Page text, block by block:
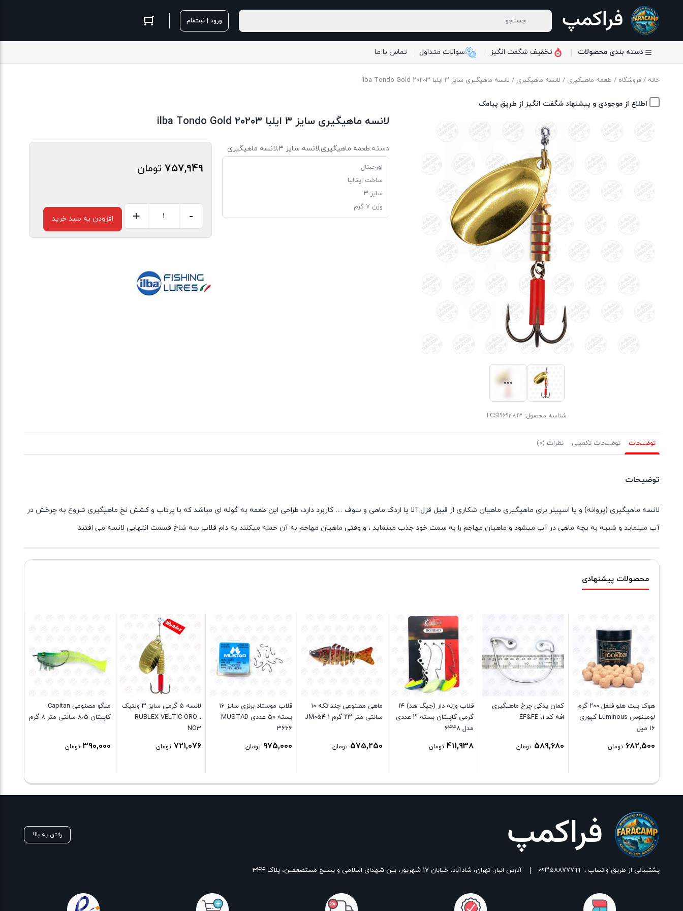
ورود | ثبت‌نام
دسته بندی محصولات تخفیف شگفت انگیز سوالات متداول تماس با ما
خانه /فروشگاه / طعمه ماهیگیری / لانسه ماهیگیری / لانسه ماهیگیری سایز ۳ ایلبا ۲۰۲۰۳ ilba Tondo Gold
اطلاع از موجودی و پیشنهاد شگفت انگیز از طریق پیامک
شناسه محصول: FCSPI694813
لانسه ماهیگیری سایز ۳ ایلبا ۲۰۲۰۳ ilba Tondo Gold
دسته:طعمه ماهیگیری,لانسه سایز ۳ ,لانسه ماهیگیری
اورجینال
ساخت ایتالیا
سایز ۳
وزن ۷ گرم
757,949 تومان
ماهیگیری
ایلبا
۲۰۲۰۳
-
+ افزودن به سبد خرید
توضیحات توضیحات تکمیلی نظرات (0)
توضیحات
لانسه ماهیگیری (پروانه) و یا اسپینر برای ماهیگیری ماهیان شکاری از قبیل قزل آلا یا اردک ماهی و سوف … کاربرد دارد، طراحی این طعمه به گونه ای مباشد که با پرتاب و کشش نخ ماهیگیری شروع به چرخش در
آب مینماید و شبیه به بچه ماهی در آب میشود و ماهیان مهاجم را به سمت خود جذب مینماید ، و وقتی ماهیان مهاجم به آن حمله میکنند به دام قلاب سه شاخ قسمت انتهایی لانسه می افتند
محصولات پیشنهادی
هوک بیت هلو فلفل ۲۰۰ گرم
لومینوس Luminous کپوری
۱۶ میل
682,500 تومان
کمان یدکی چرخ ماهیگیری
افه کد ۱، EF&FE
589,680 تومان
قلاب وزنه دار (جیگ هد) ۱۴
گرمی کاپیتان بسته ۳ عددی
مدل ۶۴۴۸
411,938 تومان
ماهی مصنوعی چند تکه ۱۰
سانتی متر ۲۳ گرم JM054-1
575,250 تومان
قلاب موستاد برنزی سایز 16
بسته ۵۰ عددی MUSTAD
3666
975,000 تومان
لانسه ۵ گرمی سایز ۳ ولتیک
، RUBLEX VELTIC-ORO
NO3
721,076 تومان
میگو مصنوعی Capitan
کاپیتان ۸٫۵ سانتی متر ۸ گرم
390,000 تومان
رفتن به بالا
پشتیبانی از طریق واتساپ :۰۹۳۵۸۸۷۷۷۹۹ آدرس انبار: تهران، شادآباد، خیابان ١٧ شهریور، بین شهدای اسلامی و بسیج مستضعفین، پلاک 344